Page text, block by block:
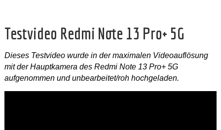
Testvideo Redmi Note 13 Pro+ 5G
Dieses Testvideo wurde in der maximalen Videoauflösung
mit der Hauptkamera des Redmi Note 13 Pro+ 5G
aufgenommen und unbearbeitet/roh hochgeladen.